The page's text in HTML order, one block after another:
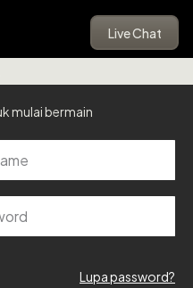
Live Chat
mulai bermain
Lupa password?